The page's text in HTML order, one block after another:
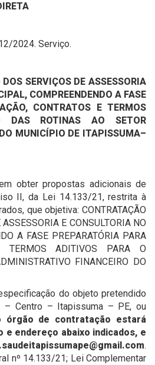
2024. Serviço.
SERVIÇOS DE ASSESSORIA
COMPREENDENDO A FASE
CONTRATOS E TERMOS
DAS ROTINAS AO SETOR
MUNICÍPIO DE ITAPISSUMA–
obter propostas adicionais de
II, da Lei 14.133/21, restrita à
que objetiva: CONTRATAÇÃO
E CONSULTORIA NO
A FASE PREPARATÓRIA PARA
TERMOS ADITIVOS PARA O
FINANCEIRO DO
do objeto pretendido
– Centro – Itapissuma – PE, ou
órgão de contratação estará
e endereço abaixo indicados, e
.
nº 14.133/21; Lei Complementar